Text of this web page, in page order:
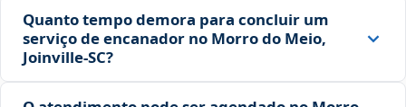
Quanto tempo demora para concluir um
serviço de encanador no Morro do Meio,
Joinville‑SC?